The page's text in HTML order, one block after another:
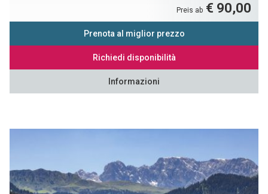
Preis ab € 90,00
Prenota al miglior prezzo
Richiedi disponibilità
Informazioni